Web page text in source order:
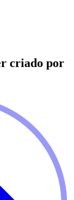
criado por